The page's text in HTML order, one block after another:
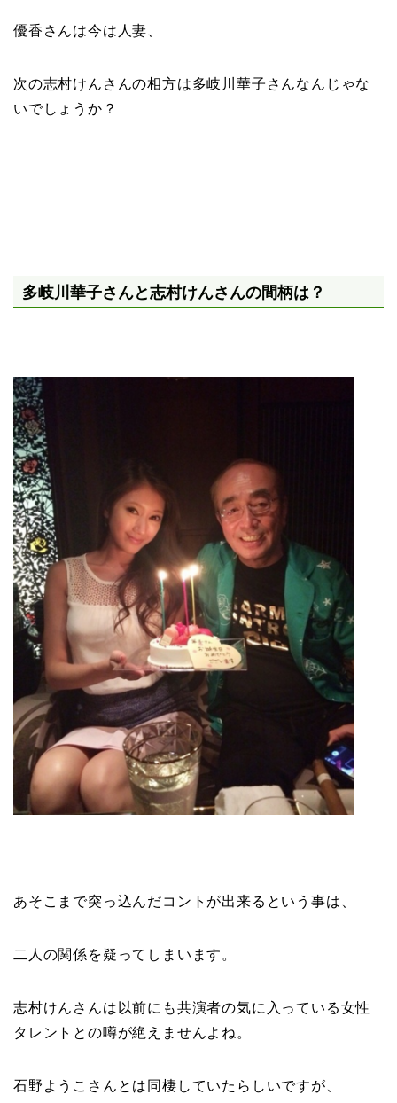
優香さんは今は人妻、
次の志村けんさんの相方は多岐川華子さんなんじゃな
いでしょうか？
多岐川華子さんと志村けんさんの間柄は？
あそこまで突っ込んだコントが出来るという事は、
二人の関係を疑ってしまいます。
志村けんさんは以前にも共演者の気に入っている女性
タレントとの噂が絶えませんよね。
石野ようこさんとは同棲していたらしいですが、